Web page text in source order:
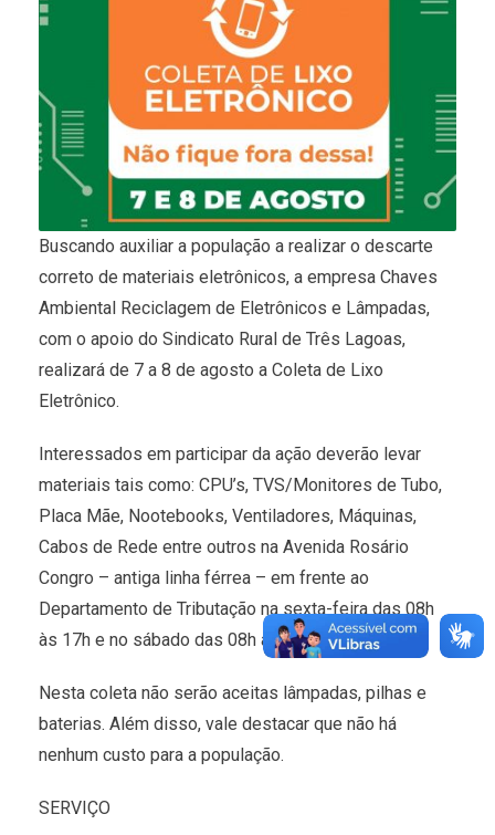
Buscando auxiliar a população a realizar o descarte
correto de materiais eletrônicos, a empresa Chaves
Ambiental Reciclagem de Eletrônicos e Lâmpadas,
com o apoio do Sindicato Rural de Três Lagoas,
realizará de 7 a 8 de agosto a Coleta de Lixo
Eletrônico.
Interessados em participar da ação deverão levar
materiais tais como: CPU’s, TVS/Monitores de Tubo,
Placa Mãe, Nootebooks, Ventiladores, Máquinas,
Cabos de Rede entre outros na Avenida Rosário
Congro – antiga linha férrea – em frente ao
Departamento de Tributação na sexta-feira das 08h
às 17h e no sábado das 08h às 13h.
Nesta coleta não serão aceitas lâmpadas, pilhas e
baterias. Além disso, vale destacar que não há
nenhum custo para a população.
SERVIÇO